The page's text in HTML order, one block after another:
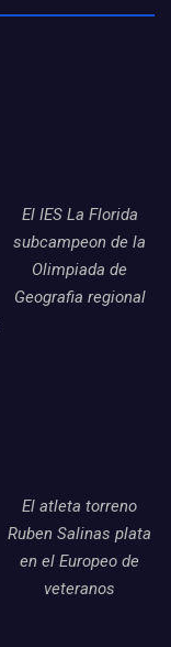
El IES La Florida
subcampeon de la
Olimpiada de
Geografia regional
El atleta torreno
Ruben Salinas plata
en el Europeo de
veteranos